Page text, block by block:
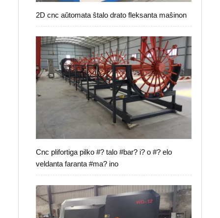
2D cnc aŭtomata ŝtalo drato fleksanta maŝinon
Cnc plifortiga pilko #? talo #bar? i? o #? elo
veldanta faranta #ma? ino